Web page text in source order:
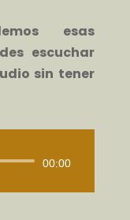
esas
escuchar
sin tener
00:00